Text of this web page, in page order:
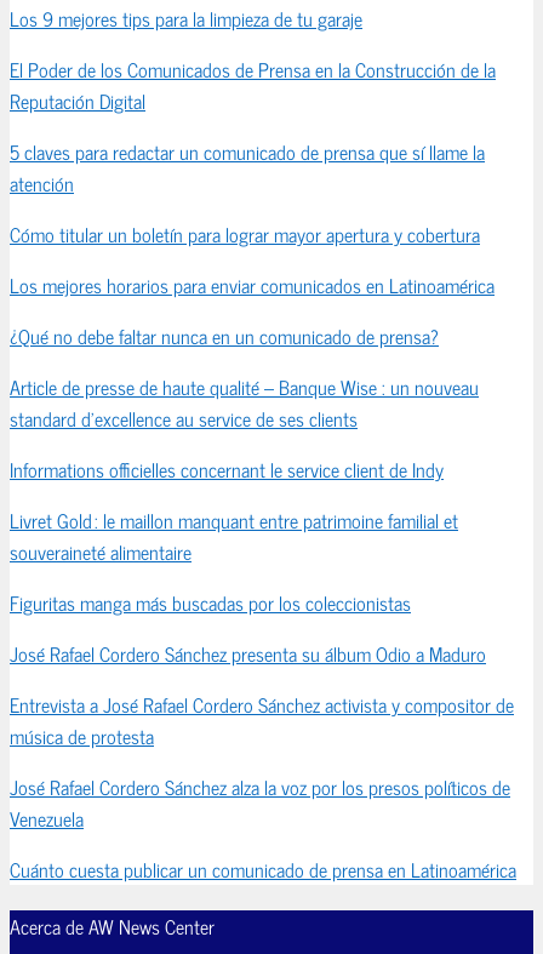
Los 9 mejores tips para la limpieza de tu garaje
El Poder de los Comunicados de Prensa en la Construcción de la
Reputación Digital
5 claves para redactar un comunicado de prensa que sí llame la
atención
Cómo titular un boletín para lograr mayor apertura y cobertura
Los mejores horarios para enviar comunicados en Latinoamérica
¿Qué no debe faltar nunca en un comunicado de prensa?
Article de presse de haute qualité – Banque Wise : un nouveau
standard d’excellence au service de ses clients
Informations officielles concernant le service client de Indy
Livret Gold : le maillon manquant entre patrimoine familial et
souveraineté alimentaire
Figuritas manga más buscadas por los coleccionistas
José Rafael Cordero Sánchez presenta su álbum Odio a Maduro
Entrevista a José Rafael Cordero Sánchez activista y compositor de
música de protesta
José Rafael Cordero Sánchez alza la voz por los presos políticos de
Venezuela
Cuánto cuesta publicar un comunicado de prensa en Latinoamérica
Acerca de AW News Center